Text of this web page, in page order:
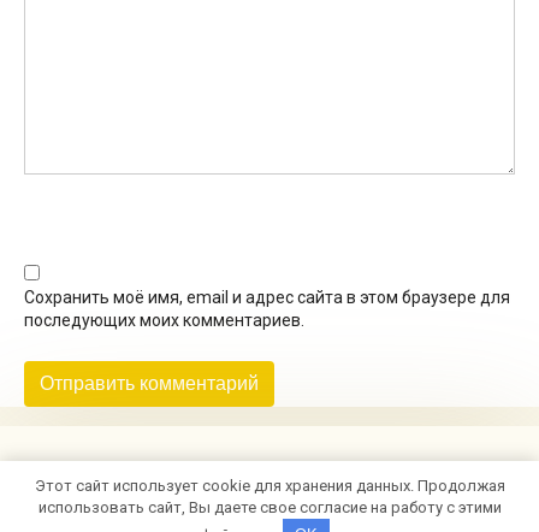
Сохранить моё имя, email и адрес сайта в этом браузере для
последующих моих комментариев.
© 2026 Кушать подано
Этот сайт использует cookie для хранения данных. Продолжая
использовать сайт, Вы даете свое согласие на работу с этими